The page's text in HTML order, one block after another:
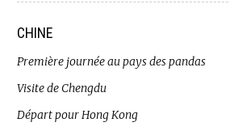
CHINE
Première journée au pays des pandas
Visite de Chengdu
Départ pour Hong Kong